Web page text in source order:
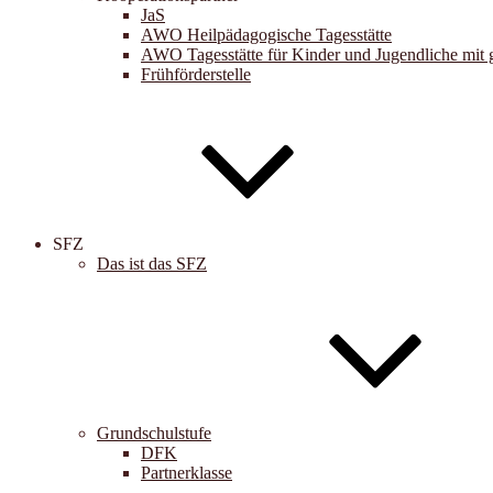
JaS
AWO Heilpädagogische Tagesstätte
AWO Tagesstätte für Kinder und Jugendliche mit
Frühförderstelle
SFZ
Das ist das SFZ
Grundschulstufe
DFK
Partnerklasse